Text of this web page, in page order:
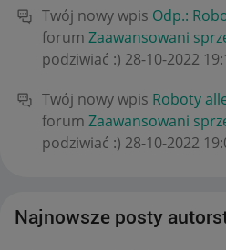
Twój nowy wpis Odp.:
forum Zaawansowani
podziwiać :) ‎28-10-2022
Twój nowy wpis Roboty
forum Zaawansowani
podziwiać :) ‎28-10-2022
Najnowsze posty